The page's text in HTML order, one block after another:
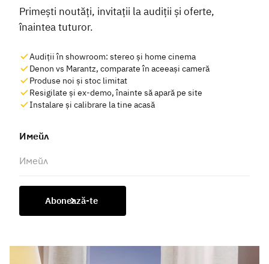
Primești noutăți, invitații la audiții și oferte,
înaintea tuturor.
Audiții în showroom: stereo și home cinema
Denon vs Marantz, comparate în aceeași cameră
Produse noi și stoc limitat
Resigilate și ex-demo, înainte să apară pe site
Instalare și calibrare la tine acasă
Имейл
Abonează-te